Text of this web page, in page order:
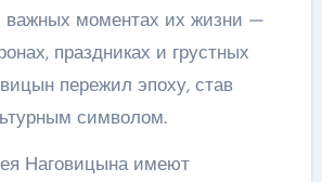
моментах их жизни —
праздниках и грустных
пережил эпоху, став
символом.
Наговицына имеют